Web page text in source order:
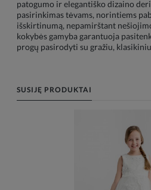
patogumo ir elegantiško dizaino
pasirinkimas tėvams, norintiems
išskirtinumą, nepamirštant
kokybės gamyba garantuoja
progų pasirodyti su gražiu,
SUSIJĘ PRODUKTAI